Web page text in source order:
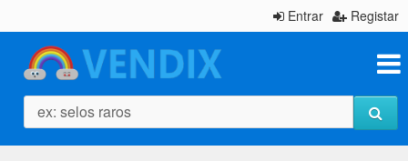
Entrar Registar
ex: selos raros